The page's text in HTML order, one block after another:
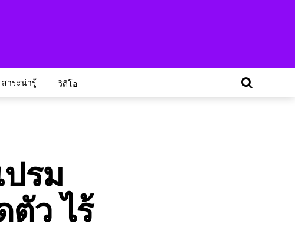
สาระน่ารู้ วิดีโอ
รม
ตัว ไร้